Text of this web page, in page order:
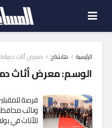
الرئيسية هاشتاج معرض أثاث
الوسم:معرض أثاث
فرصة
ونائب
للأثاث في